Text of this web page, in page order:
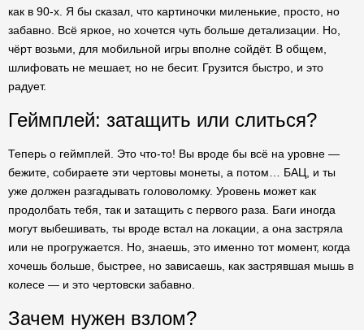
как в 90-х. Я бы сказал, что картиночки миленькие, просто, но
забавно. Всё яркое, но хочется чуть больше детализации. Но,
чёрт возьми, для мобильной игры вполне сойдёт. В общем,
шлифовать не мешает, но не бесит. Грузится быстро, и это
радует.
Геймплей: затащить или слиться?
Теперь о геймплей. Это что-то! Вы вроде бы всё на уровне —
бежите, собираете эти чертовы монеты, а потом… БАЦ, и ты
уже должен разгадывать головоломку. Уровень может как
продолбать тебя, так и затащить с первого раза. Баги иногда
могут выбешивать, ты вроде встал на локации, а она застряла
или не прогружается. Но, знаешь, это именно тот момент, когда
хочешь больше, быстрее, но зависаешь, как застрявшая мышь в
колесе — и это чертовски забавно.
Зачем нужен взлом?